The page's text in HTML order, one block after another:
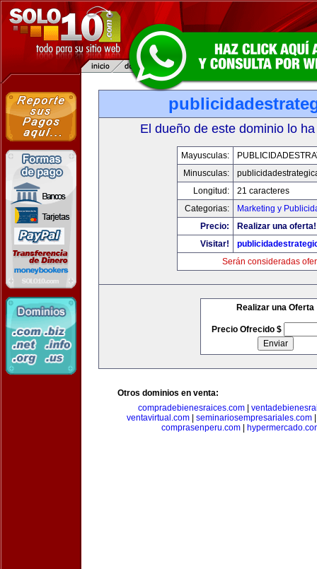
El dueño de este dominio lo
Mayusculas:
Minusculas:
Longitud:
21 caracteres
Categorias:
Marketing y
Precio:
Realizar una oferta!
Visitar!
Serán consideradas
Realizar una Oferta
Precio Ofrecido $
Otros dominios en venta:
compradebienesraices.com
ventavirtual.com
seminariosempresariales.com
comprasenperu.com|